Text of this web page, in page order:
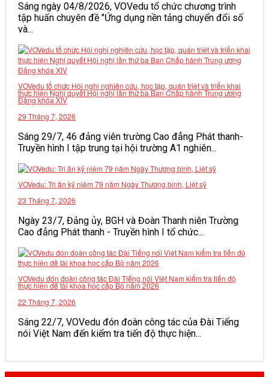
NGHIÊN CỨU KHOA HỌC
VĂN BẢN
THƯ VIỆN
Sáng ngày 04/8/2026, VOVedu tổ chức chương trình
tập huấn chuyên đề "Ứng dụng nền tảng chuyển đổi số
và...
VOVedu tổ chức Hội nghị nghiên cứu, học tập, quán triệt và triển khai
thực hiện Nghị quyết Hội nghị lần thứ ba Ban Chấp hành Trung ương
Đảng khóa XIV
29 Tháng 7, 2026
Sáng 29/7, 46 đảng viên trường Cao đẳng Phát thanh-
Truyền hình I tập trung tại hội trường A1 nghiên...
VOVedu: Tri ân kỷ niệm 79 năm Ngày Thương binh, Liệt sỹ
23 Tháng 7, 2026
Ngày 23/7, Đảng ủy, BGH và Đoàn Thanh niên Trường
Cao đẳng Phát thanh - Truyền hình I tổ chức...
VOVedu đón đoàn công tác Đài Tiếng nói Việt Nam kiểm tra tiến độ
thực hiện đề tài khoa học cấp Bộ năm 2026
22 Tháng 7, 2026
Sáng 22/7, VOVedu đón đoàn công tác của Đài Tiếng
nói Việt Nam đến kiểm tra tiến độ thực hiện...